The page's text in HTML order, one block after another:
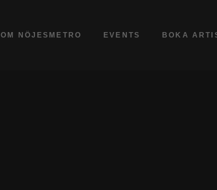
OM NÖJESMETRO EVENTS BOKA